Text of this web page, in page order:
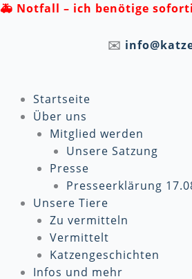
Zum
🚑 Notfall – ich benötige
✉️
Startseite
Über uns
Mitglied werden
Unsere Satzung
Presse
Presseerklärung
Unsere Tiere
Zu vermitteln
Vermittelt
Katzengeschichten
Infos und mehr